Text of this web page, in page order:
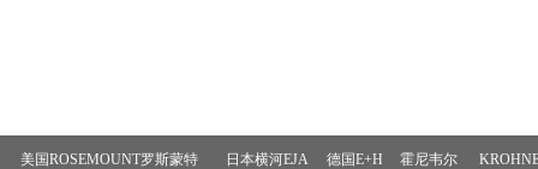
美国ROSEMOUNT罗斯蒙特 日本横河EJA 德国E+H 霍尼韦尔